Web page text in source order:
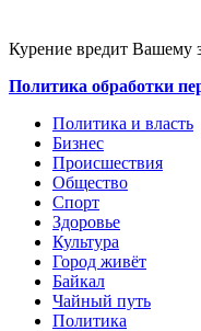
Курение вредит Вашему
Политика обработки
Политика и власть
Бизнес
Происшествия
Общество
Cпорт
Здоровье
Культура
Город живёт
Байкал
Чайный путь
Политика